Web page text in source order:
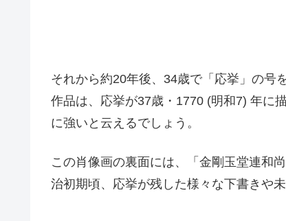
それから約20年後、34歳で「応挙」の号
作品は、応挙が37歳・1770 (明和7) 年に
に強いと云えるでしょう。
この肖像画の裏面には、「金剛玉堂連
治初期頃、応挙が残した様々な下書きや